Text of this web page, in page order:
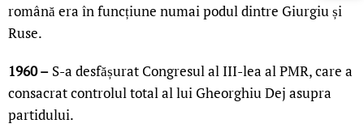
română era în funcțiune numai podul dintre Giurgiu și
Ruse.
1960 – S-a desfășurat Congresul al III-lea al PMR, care a
consacrat controlul total al lui Gheorghiu Dej asupra
partidului.